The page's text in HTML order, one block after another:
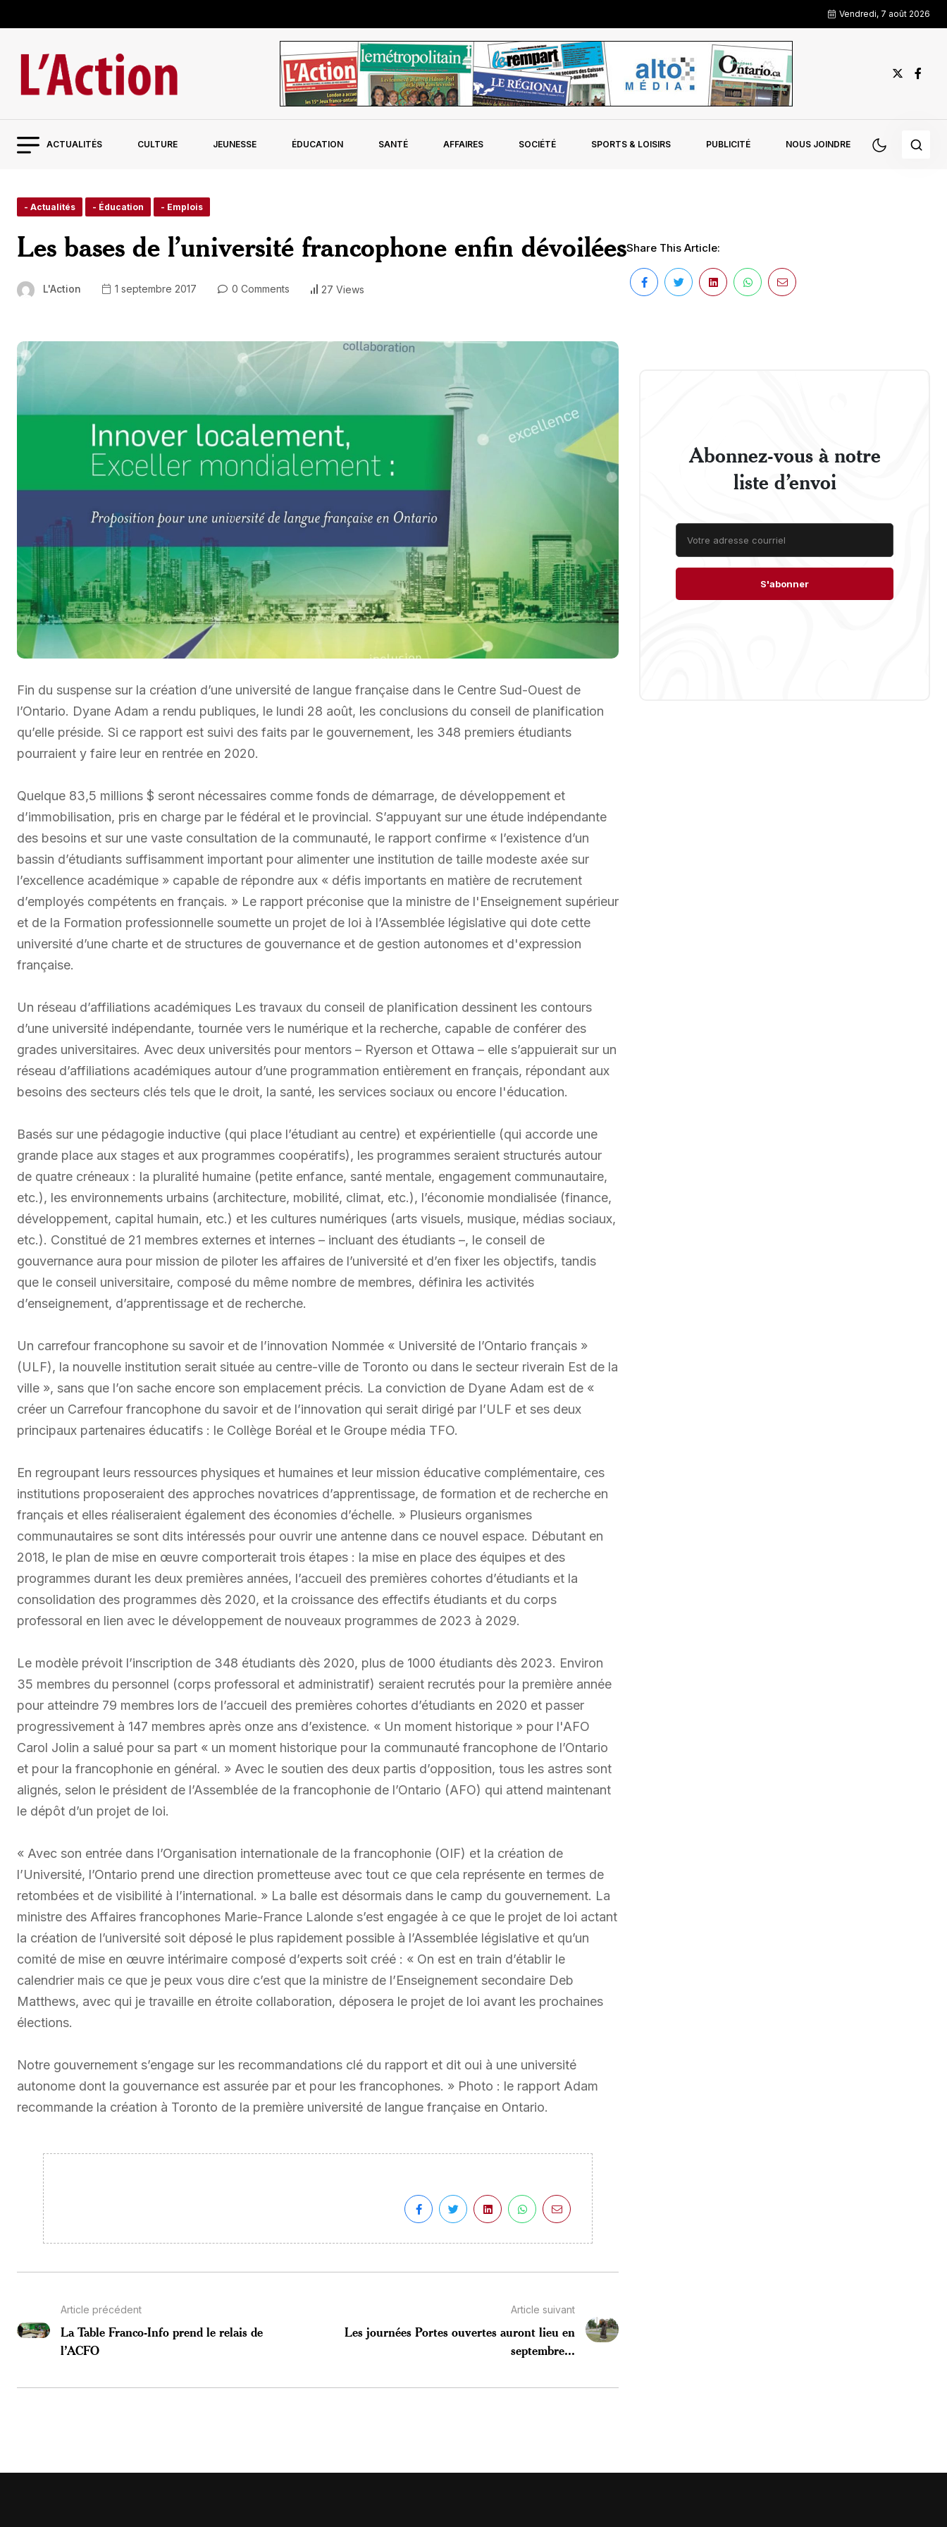
Vendredi, 7 août 2026
ACTUALITÉS CULTURE JEUNESSE ÉDUCATION SANTÉ AFFAIRES SOCIÉTÉ SPORTS & LOISIRS PUBLICITÉ NOUS JOINDRE
- Actualités - Éducation - Emplois
Les bases de l’université francophone enfin dévoilées
L'Action 1 septembre 2017 0 Comments 27 Views
Share This Article:
Fin du suspense sur la création d’une université de langue française dans le Centre Sud-Ouest de
l’Ontario. Dyane Adam a rendu publiques, le lundi 28 août, les conclusions du conseil de planification
qu’elle préside. Si ce rapport est suivi des faits par le gouvernement, les 348 premiers étudiants
pourraient y faire leur en rentrée en 2020.
Quelque 83,5 millions $ seront nécessaires comme fonds de démarrage, de développement et
d’immobilisation, pris en charge par le fédéral et le provincial. S’appuyant sur une étude indépendante
des besoins et sur une vaste consultation de la communauté, le rapport confirme « l’existence d’un
bassin d’étudiants suffisamment important pour alimenter une institution de taille modeste axée sur
l’excellence académique » capable de répondre aux « défis importants en matière de recrutement
d’employés compétents en français. » Le rapport préconise que la ministre de l'Enseignement supérieur
et de la Formation professionnelle soumette un projet de loi à l’Assemblée législative qui dote cette
université d’une charte et de structures de gouvernance et de gestion autonomes et d'expression
française.
Un réseau d’affiliations académiques Les travaux du conseil de planification dessinent les contours
d’une université indépendante, tournée vers le numérique et la recherche, capable de conférer des
grades universitaires. Avec deux universités pour mentors – Ryerson et Ottawa – elle s’appuierait sur un
réseau d’affiliations académiques autour d’une programmation entièrement en français, répondant aux
besoins des secteurs clés tels que le droit, la santé, les services sociaux ou encore l'éducation.
Basés sur une pédagogie inductive (qui place l’étudiant au centre) et expérientielle (qui accorde une
grande place aux stages et aux programmes coopératifs), les programmes seraient structurés autour
de quatre créneaux : la pluralité humaine (petite enfance, santé mentale, engagement communautaire,
etc.), les environnements urbains (architecture, mobilité, climat, etc.), l’économie mondialisée (finance,
développement, capital humain, etc.) et les cultures numériques (arts visuels, musique, médias sociaux,
etc.). Constitué de 21 membres externes et internes – incluant des étudiants –, le conseil de
gouvernance aura pour mission de piloter les affaires de l’université et d’en fixer les objectifs, tandis
que le conseil universitaire, composé du même nombre de membres, définira les activités
d’enseignement, d’apprentissage et de recherche.
Un carrefour francophone su savoir et de l’innovation Nommée « Université de l’Ontario français »
(ULF), la nouvelle institution serait située au centre-ville de Toronto ou dans le secteur riverain Est de la
ville », sans que l’on sache encore son emplacement précis. La conviction de Dyane Adam est de «
créer un Carrefour francophone du savoir et de l’innovation qui serait dirigé par l’ULF et ses deux
principaux partenaires éducatifs : le Collège Boréal et le Groupe média TFO.
En regroupant leurs ressources physiques et humaines et leur mission éducative complémentaire, ces
institutions proposeraient des approches novatrices d’apprentissage, de formation et de recherche en
français et elles réaliseraient également des économies d’échelle. » Plusieurs organismes
communautaires se sont dits intéressés pour ouvrir une antenne dans ce nouvel espace. Débutant en
2018, le plan de mise en œuvre comporterait trois étapes : la mise en place des équipes et des
programmes durant les deux premières années, l’accueil des premières cohortes d’étudiants et la
consolidation des programmes dès 2020, et la croissance des effectifs étudiants et du corps
professoral en lien avec le développement de nouveaux programmes de 2023 à 2029.
Le modèle prévoit l’inscription de 348 étudiants dès 2020, plus de 1000 étudiants dès 2023. Environ
35 membres du personnel (corps professoral et administratif) seraient recrutés pour la première année
pour atteindre 79 membres lors de l’accueil des premières cohortes d’étudiants en 2020 et passer
progressivement à 147 membres après onze ans d’existence. « Un moment historique » pour l'AFO
Carol Jolin a salué pour sa part « un moment historique pour la communauté francophone de l’Ontario
et pour la francophonie en général. » Avec le soutien des deux partis d’opposition, tous les astres sont
alignés, selon le président de l’Assemblée de la francophonie de l’Ontario (AFO) qui attend maintenant
le dépôt d’un projet de loi.
« Avec son entrée dans l’Organisation internationale de la francophonie (OIF) et la création de
l’Université, l’Ontario prend une direction prometteuse avec tout ce que cela représente en termes de
retombées et de visibilité à l’international. » La balle est désormais dans le camp du gouvernement. La
ministre des Affaires francophones Marie-France Lalonde s’est engagée à ce que le projet de loi actant
la création de l’université soit déposé le plus rapidement possible à l’Assemblée législative et qu’un
comité de mise en œuvre intérimaire composé d’experts soit créé : « On est en train d’établir le
calendrier mais ce que je peux vous dire c’est que la ministre de l’Enseignement secondaire Deb
Matthews, avec qui je travaille en étroite collaboration, déposera le projet de loi avant les prochaines
élections.
Notre gouvernement s’engage sur les recommandations clé du rapport et dit oui à une université
autonome dont la gouvernance est assurée par et pour les francophones. » Photo : le rapport Adam
recommande la création à Toronto de la première université de langue française en Ontario.
Article précédent
La Table Franco-Info prend le relais de
l’ACFO
Article suivant
Les journées Portes ouvertes auront lieu en
septembre...
Abonnez-vous à notre
liste d’envoi